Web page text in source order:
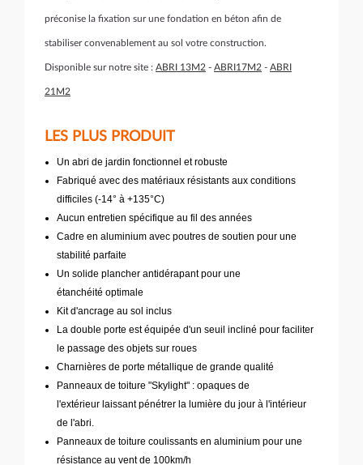
préconise la fixation sur une fondation en béton afin de
stabiliser convenablement au sol votre construction.
Disponible sur notre site : ABRI 13M2 - ABRI17M2 - ABRI
21M2
LES PLUS PRODUIT
Un abri de jardin fonctionnel et robuste
Fabriqué avec des matériaux résistants aux conditions
difficiles (-14° à +135°C)
Aucun entretien spécifique au fil des années
Cadre en aluminium avec poutres de soutien pour une
stabilité parfaite
Un solide plancher antidérapant pour une
étanchéité optimale
Kit d'ancrage au sol inclus
La double porte est équipée d'un seuil incliné pour faciliter
le passage des objets sur roues
Charnières de porte métallique de grande qualité
Panneaux de toiture "Skylight" : opaques de
l'extérieur laissant pénétrer la lumière du jour à l'intérieur
de l'abri.
Panneaux de toiture coulissants en aluminium pour une
résistance au vent de 100km/h